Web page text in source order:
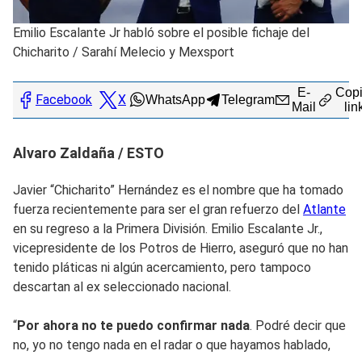
Emilio Escalante Jr habló sobre el posible fichaje del
Chicharito / Sarahí Melecio y Mexsport
Facebook X WhatsApp Telegram
E-
Mail
Alvaro Zaldaña / ESTO
Javier “Chicharito” Hernández es el nombre que ha tomado
fuerza recientemente para ser el gran refuerzo del Atlante
en su regreso a la Primera División. Emilio Escalante Jr.,
vicepresidente de los Potros de Hierro, aseguró que no han
tenido pláticas ni algún acercamiento, pero tampoco
descartan al ex seleccionado nacional.
“Por ahora no te puedo confirmar nada. Podré decir que
no, yo no tengo nada en el radar o que hayamos hablado,